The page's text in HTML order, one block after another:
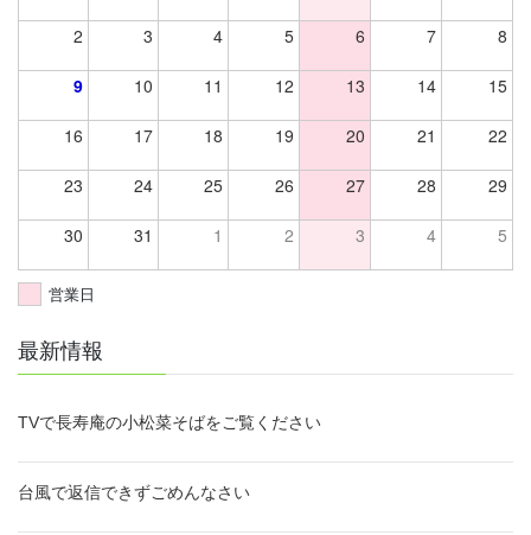
2 3 4 5 6 7 8
9 10 11 12 13 14 15
16 17 18 19 20 21 22
23 24 25 26 27 28 29
30 31 1 2 3 4 5
営業日
最新情報
TVで長寿庵の小松菜そばをご覧ください
台風で返信できずごめんなさい